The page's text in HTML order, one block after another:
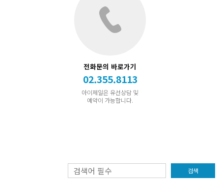
전화문의 바로가기
02.355.8113
아이제일은 유선상담 및
예약이 가능합니다.
검색